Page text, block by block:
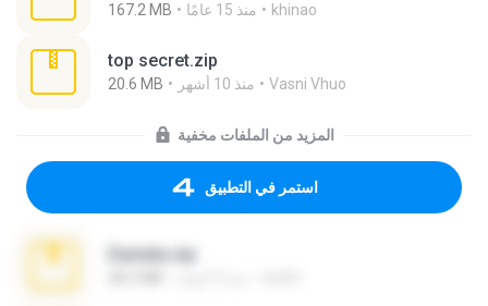
167.2 MB منذ 15 عامًا khinao
top secret.zip
20.6 MB منذ 10 أشهر Vasni Vhuo
المزيد من الملفات مخفية
استمر في التطبيق
Daniela.zip